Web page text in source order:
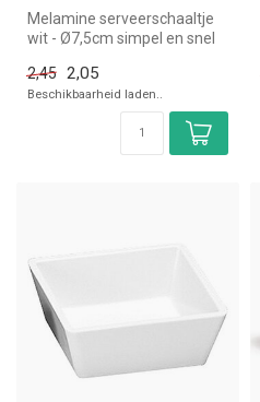
Melamine serveerschaaltje
wit - Ø7,5cm simpel en snel
2,45 2,05
Beschikbaarheid laden..